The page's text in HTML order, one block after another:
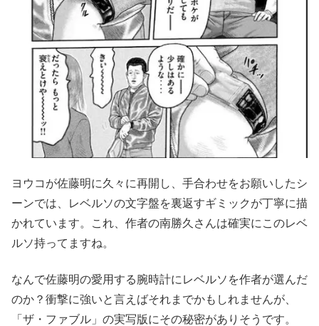
ヨウコが佐藤明に久々に再開し、手合わせをお願いしたシ
ーンでは、レベルソの文字盤を裏返すギミックが丁寧に描
かれています。これ、作者の南勝久さんは確実にこのレベ
ルソ持ってますね。
なんで佐藤明の愛用する腕時計にレベルソを作者が選んだ
のか？衝撃に強いと言えばそれまでかもしれませんが、
「ザ・ファブル」の実写版にその秘密がありそうです。